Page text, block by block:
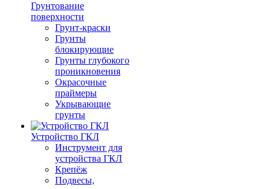
Грунтование
поверхности
Грунт-краски
Грунты
блокирующие
Грунты глубокого
проникновения
Окрасочные
праймеры
Укрывающие
грунты
Устройство ГКЛ
Инструмент для
устройства ГКЛ
Крепёж
Подвесы,